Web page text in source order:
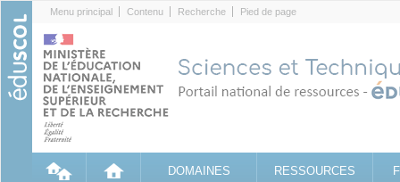
Menu principal Contenu Recherche Pied de page
DOMAINES RESSOURCES